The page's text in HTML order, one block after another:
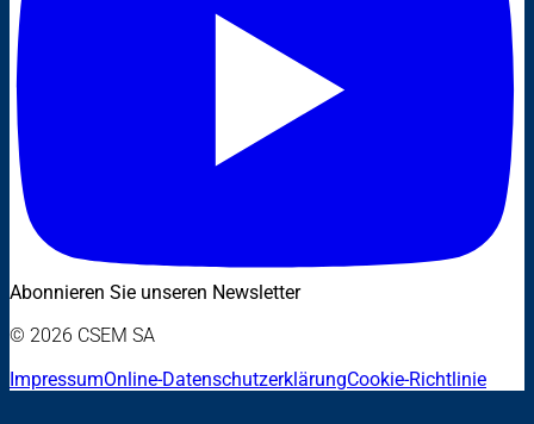
Abonnieren Sie unseren Newsletter
© 2026 CSEM SA
ImpressumOnline-DatenschutzerklärungCookie-Richtlinie